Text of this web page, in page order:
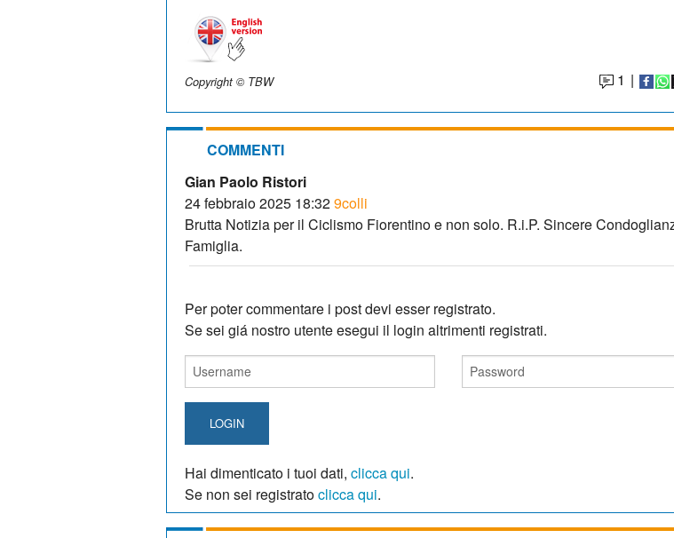
Copyright © TBW 1 |
COMMENTI
Gian Paolo Ristori
24 febbraio 2025 18:329colli
Brutta Notizia per il Ciclismo Fiorentino e non solo. R.i.P. Sincere
Famiglia.
Per poter commentare i post devi esser registrato.
Se sei giá nostro utente esegui il login altrimenti registrati.
LOGIN
Hai dimenticato i tuoi dati, clicca qui.
Se non sei registratoclicca qui.